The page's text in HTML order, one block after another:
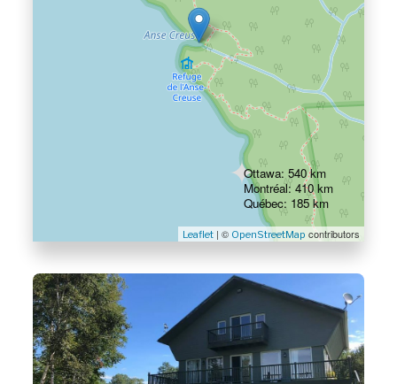
Leaflet| © OpenStreetMap contributors
Ottawa: 540 km
Montréal: 410 km
Québec: 185 km